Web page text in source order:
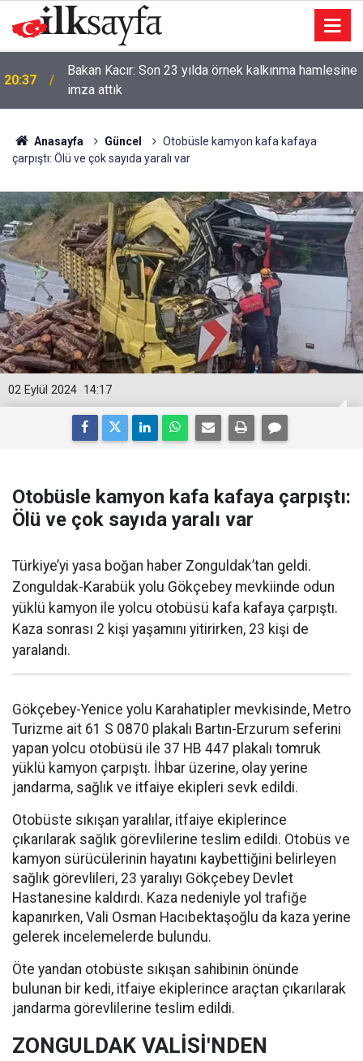
20:37
Bakan Kacır: Son 23 yılda örnek kalkınma hamlesine
imza attık
Anasayfa Güncel
Otobüsle kamyon kafa kafaya
çarpıştı: Ölü ve çok sayıda yaralı var
14:17
02 Eylül 2024
Otobüsle kamyon kafa kafaya çarpıştı:
Ölü ve çok sayıda yaralı var
Türkiye’yi yasa boğan haber Zonguldak’tan geldi.
Zonguldak-Karabük yolu Gökçebey mevkiinde odun
yüklü kamyon ile yolcu otobüsü kafa kafaya çarpıştı.
Kaza sonrası 2 kişi yaşamını yitirirken, 23 kişi de
yaralandı.
Gökçebey-Yenice yolu Karahatipler mevkisinde, Metro
Turizme ait 61 S 0870 plakalı Bartın-Erzurum seferini
yapan yolcu otobüsü ile 37 HB 447 plakalı tomruk
yüklü kamyon çarpıştı. İhbar üzerine, olay yerine
jandarma, sağlık ve itfaiye ekipleri sevk edildi.
Otobüste sıkışan yaralılar, itfaiye ekiplerince
çıkarılarak sağlık görevlilerine teslim edildi. Otobüs ve
kamyon sürücülerinin hayatını kaybettiğini belirleyen
sağlık görevlileri, 23 yaralıyı Gökçebey Devlet
Hastanesine kaldırdı. Kaza nedeniyle yol trafiğe
kapanırken, Vali Osman Hacıbektaşoğlu da kaza yerine
gelerek incelemelerde bulundu.
Öte yandan otobüste sıkışan sahibinin önünde
bulunan bir kedi, itfaiye ekiplerince araçtan çıkarılarak
jandarma görevlilerine teslim edildi.
ZONGULDAK VALİSİ'NDEN